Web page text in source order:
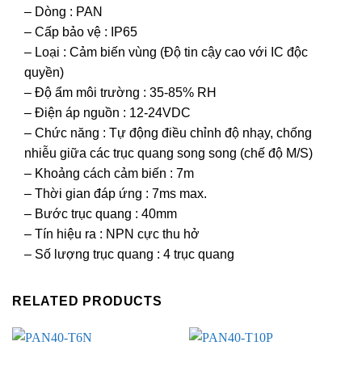
– Dòng : PAN
– Cấp bảo vệ : IP65
– Loại : Cảm biến vùng (Độ tin cậy cao với IC độc
quyền)
– Độ ẩm môi trường : 35-85% RH
– Điện áp nguồn : 12-24VDC
– Chức năng : Tự động điều chỉnh độ nhạy, chống
nhiễu giữa các trục quang song song (chế độ M/S)
– Khoảng cách cảm biến : 7m
– Thời gian đáp ứng : 7ms max.
– Bước trục quang : 40mm
– Tín hiệu ra : NPN cực thu hở
– Số lượng trục quang : 4 trục quang
RELATED PRODUCTS